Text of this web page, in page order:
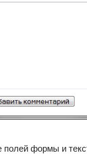
полей формы и